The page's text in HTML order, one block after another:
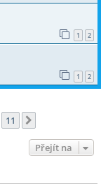
1 2
1 2
11
Přejít na